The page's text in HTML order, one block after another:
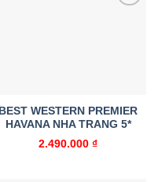
BEST WESTERN PREMIER
HAVANA NHA TRANG 5*
2.490.000 ₫